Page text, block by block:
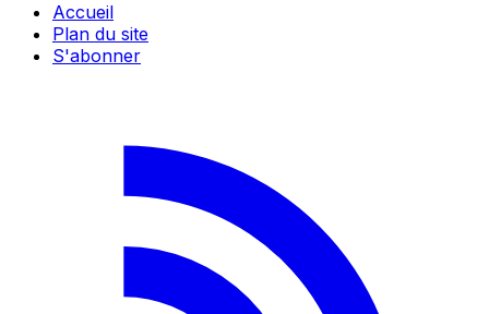
Accueil
Plan du site
S'abonner